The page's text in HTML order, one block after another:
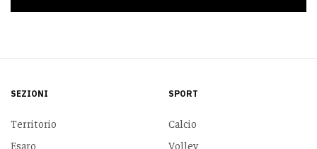
SEZIONI
Territorio
Esaro
SPORT
Calcio
Volley